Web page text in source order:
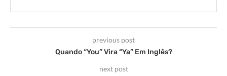
previous post
Quando “You” Vira “Ya” Em Inglês?
next post